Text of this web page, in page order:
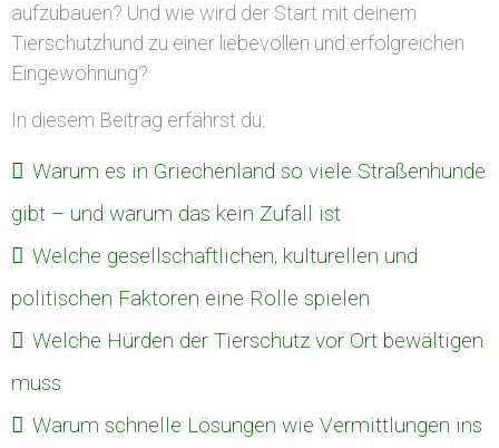
aufzubauen? Und wie wird der Start mit deinem
Tierschutzhund zu einer liebevollen und erfolgreichen
Eingewöhnung?
In diesem Beitrag erfährst du:
Warum es in Griechenland so viele Straßenhunde
gibt – und warum das kein Zufall ist
Welche gesellschaftlichen, kulturellen und
politischen Faktoren eine Rolle spielen
Welche Hürden der Tierschutz vor Ort bewältigen
muss
Warum schnelle Lösungen wie Vermittlungen ins